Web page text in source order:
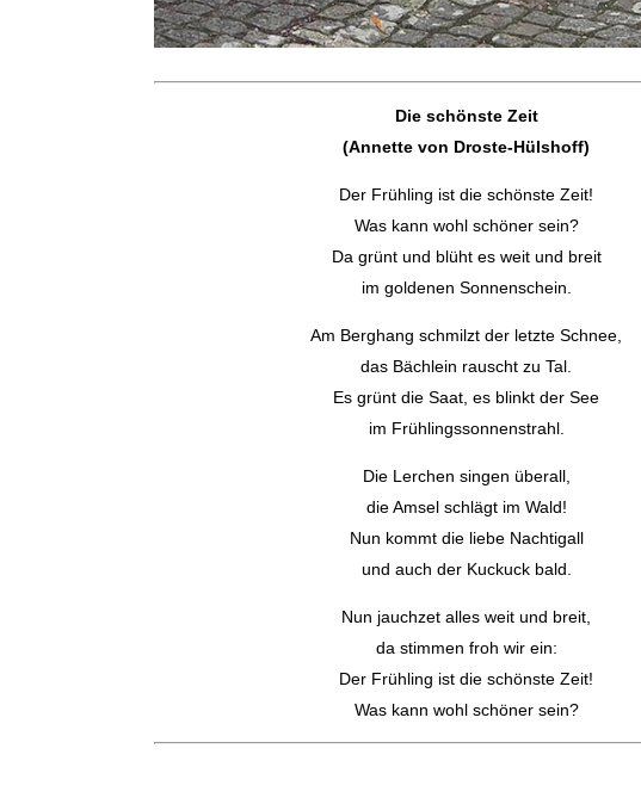
Die schönste Zeit
(Annette von Droste-Hülshoff)
Der Frühling ist die schönste Zeit!
Was kann wohl schöner sein?
Da grünt und blüht es weit und breit
im goldenen Sonnenschein.
Am Berghang schmilzt der letzte Schnee,
das Bächlein rauscht zu Tal.
Es grünt die Saat, es blinkt der See
im Frühlingssonnenstrahl.
Die Lerchen singen überall,
die Amsel schlägt im Wald!
Nun kommt die liebe Nachtigall
und auch der Kuckuck bald.
Nun jauchzet alles weit und breit,
da stimmen froh wir ein:
Der Frühling ist die schönste Zeit!
Was kann wohl schöner sein?